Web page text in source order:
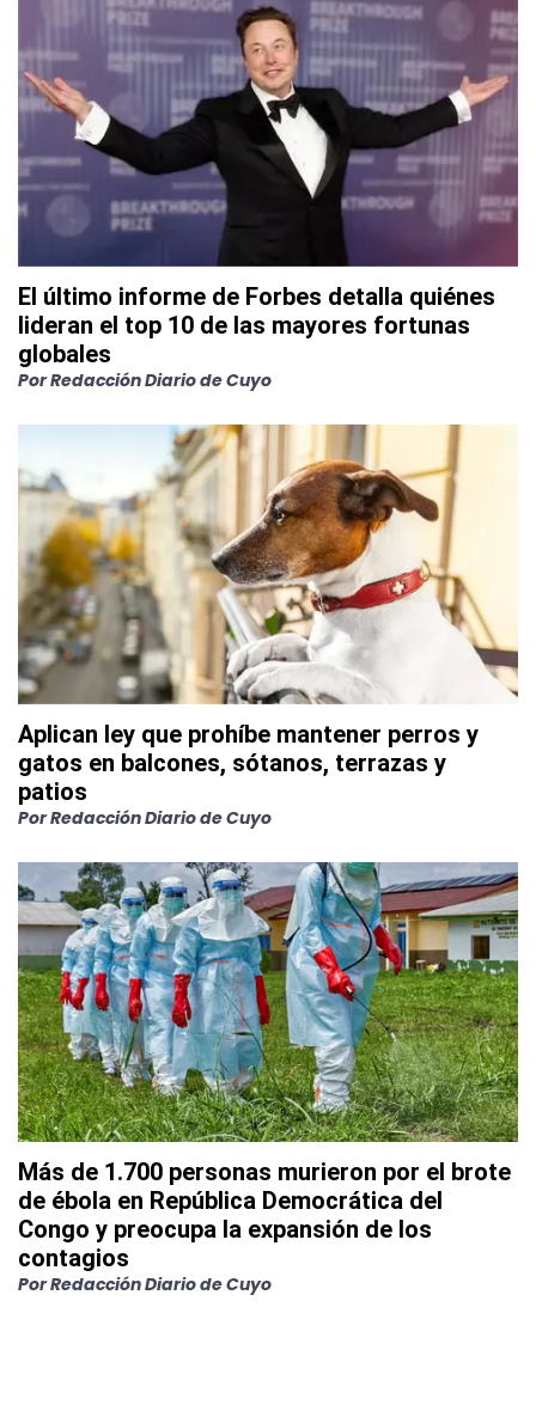
El último informe de Forbes detalla quiénes
lideran el top 10 de las mayores fortunas
globales
PorRedacción Diario de Cuyo
Aplican ley que prohíbe mantener perros y
gatos en balcones, sótanos, terrazas y
patios
PorRedacción Diario de Cuyo
Más de 1.700 personas murieron por el brote
de ébola en República Democrática del
Congo y preocupa la expansión de los
contagios
PorRedacción Diario de Cuyo